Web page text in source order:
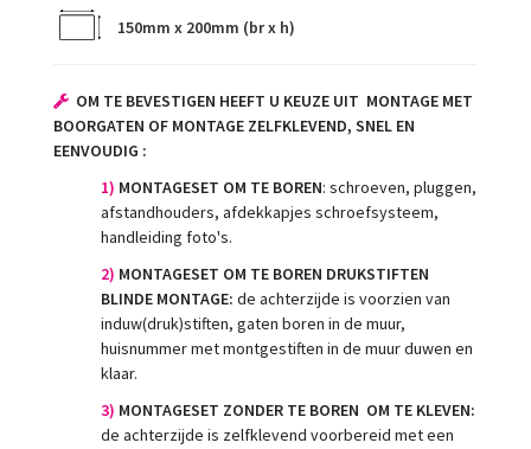
150mm x 200mm (br x h)
OM TE BEVESTIGEN HEEFT U KEUZE UIT MONTAGE MET
BOORGATEN OF MONTAGE ZELFKLEVEND, SNEL EN
EENVOUDIG :
1) MONTAGESET OM TE BOREN: schroeven, pluggen,
afstandhouders, afdekkapjes schroefsysteem,
handleiding foto's.
2) MONTAGESET OM TE BOREN DRUKSTIFTEN
BLINDE MONTAGE: de achterzijde is voorzien van
induw(druk)stiften, gaten boren in de muur,
huisnummer met montgestiften in de muur duwen en
klaar.
3) MONTAGESET ZONDER TE BOREN OM TE KLEVEN:
de achterzijde is zelfklevend voorbereid met een